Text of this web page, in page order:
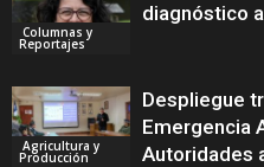
Columnas y
Reportajes
diagnóstico
Agricultura y
Producción
Despliegue
Emergencia
Autoridades